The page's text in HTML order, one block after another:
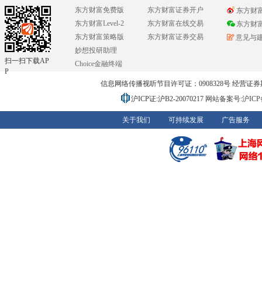
扫一扫下载AP
P
东方财富免费版
东方财富Level-2
东方财富策略版
妙想投研助理
Choice金融终端
东方财富证券开户
东方财富在线交易
东方财富证券交易
东方财
东方财
意见与
信息网络传播视听节目许可证：0908328号 经营证
沪ICP证:沪B2-20070217 网站备案号:沪
关于我们 可持续发展 广告服务